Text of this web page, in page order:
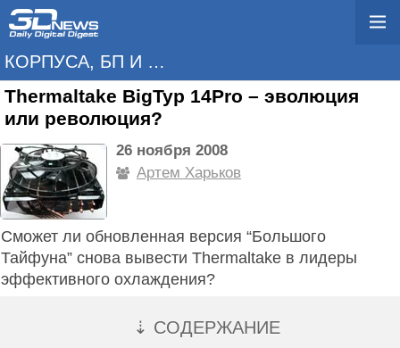
КОРПУСА, БП И ОХЛАЖДЕНИЕ
Thermaltake BigTyp 14Pro – эволюция
или революция?
26 ноября 2008
Артем Харьков
Сможет ли обновленная версия “Большого
Тайфуна” снова вывести Thermaltake в лидеры
эффективного охлаждения?
⇣ СОДЕРЖАНИЕ